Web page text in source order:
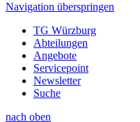
Navigation überspringen
TG Würzburg
Abteilungen
Angebote
Servicepoint
Newsletter
Suche
nach oben